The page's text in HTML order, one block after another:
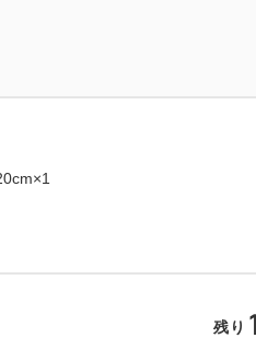
ここがポイント
トＬＡＮ回線＆WｉーFｉ
浄機完備
後のお荷物お預かりサービ
残り 1